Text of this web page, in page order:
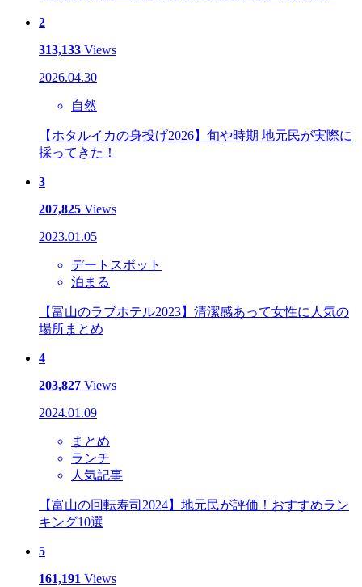
2
313,133 Views
2026.04.30
自然
【ホタルイカの身投げ2026】旬や時期 地元民が実際に
採ってきた！
3
207,825 Views
2023.01.05
デートスポット
泊まる
【富山のラブホテル2023】清潔感あって女性に人気の
場所まとめ
4
203,827 Views
2024.01.09
まとめ
ランチ
人気記事
【富山の回転寿司2024】地元民が評価！おすすめラン
キング10選
5
161,191 Views